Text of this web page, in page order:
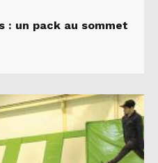
: un pack au sommet